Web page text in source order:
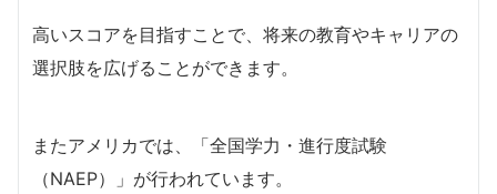
高いスコアを目指すことで、将来の教育やキャリアの
選択肢を広げることができます。
またアメリカでは、「全国学力・進行度試験
（NAEP）」が行われています。